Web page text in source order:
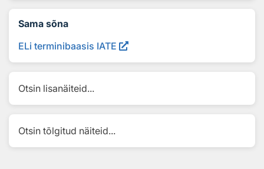
Sama sõna
ELi terminibaasis IATE
Otsin lisanäiteid...
Otsin tõlgitud näiteid...